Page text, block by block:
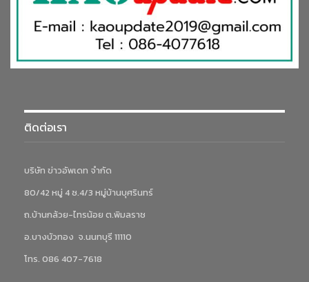
ติดต่อเรา
บริษัท ข่าวอัพเดท จำกัด
80/42 หมู่ 4 ซ.4/3 หมู่บ้านบุศรินทร์
ถ.บ้านกล้วย-ไทรน้อย ต.พิมลราช
อ.บางบัวทอง จ.นนทบุรี 11110
โทร. 086 407-7618